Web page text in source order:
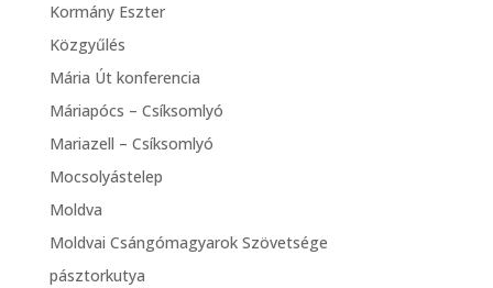
Kormány Eszter
Közgyűlés
Mária Út konferencia
Máriapócs – Csíksomlyó
Mariazell – Csíksomlyó
Mocsolyástelep
Moldva
Moldvai Csángómagyarok Szövetsége
pásztorkutya